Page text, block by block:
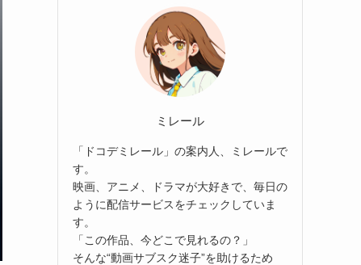
ミレール
「ドコデミレール」の案内人、ミレールで
す。
映画、アニメ、ドラマが大好きで、毎日の
ように配信サービスをチェックしていま
す。
「この作品、今どこで見れるの？」
そんな“動画サブスク迷子”を助けるため